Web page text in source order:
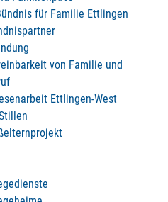
für Familie Ettlingen
von Familie und
Ettlingen-West